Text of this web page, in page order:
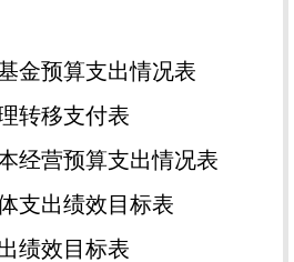
预算支出情况表
移支付表
营预算支出情况表
出绩效目标表
效目标表